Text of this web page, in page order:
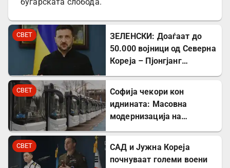
СВЕТ
ЗЕЛЕНСКИ: Доаѓаат до
50.000 војници од Северна
Кореја – Пјонгјанг
искуство во Русија
СВЕТ
Софија чекори кон
иднината: Масовна
модернизација на
СВЕТ
САД и Јужна Кореја
почнуваат големи воени